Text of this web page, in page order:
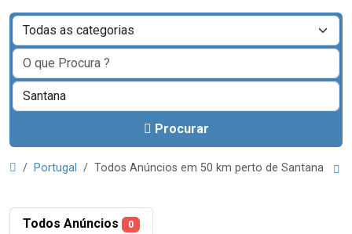
Procurar
Portugal Todos Anúncios em 50 km perto de Santana
Todos Anúncios 0